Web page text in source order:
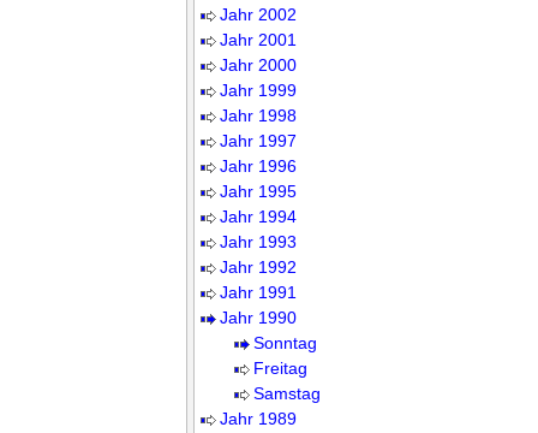
Jahr 2002
Jahr 2001
Jahr 2000
Jahr 1999
Jahr 1998
Jahr 1997
Jahr 1996
Jahr 1995
Jahr 1994
Jahr 1993
Jahr 1992
Jahr 1991
Jahr 1990
Sonntag
Freitag
Samstag
Jahr 1989